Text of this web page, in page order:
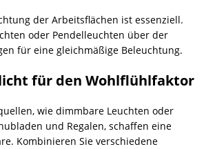
der Arbeitsflächen ist essenziell.
oder Pendelleuchten über der
für eine gleichmäßige Beleuchtung.
für den Wohlflühlfaktor
wie dimmbare Leuchten oder
und Regalen, schaffen eine
Kombinieren Sie verschiedene